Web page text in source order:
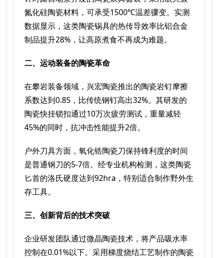
氮化硅陶瓷材料，可承受1500℃温差骤变。实测
数据显示，这类陶瓷锅具的热传导效率比铝合金
制品提升28%，让高原煮食不再成为难题。
二、运动装备的陶瓷革命
在攀岩装备领域，兴宏陶瓷推出的陶瓷岩钉摩擦
系数达到0.85，比传统钢钉高出32%。其研发的
陶瓷快挂锁扣通过10万次疲劳测试，重量减轻
45%的同时，抗冲击性能提升2倍。
户外刀具方面，氧化锆陶瓷刀保持锋利度的时间
是普通钢刀的5-7倍。经专业机构检测，这类陶瓷
匕首的洛氏硬度达到92hra，特别适合制作野外生
存工具。
三、创新背后的技术突破
企业研发团队通过微晶陶瓷技术，将产品吸水率
控制在0.01%以下。采用梯度烧结工艺制作的陶瓷